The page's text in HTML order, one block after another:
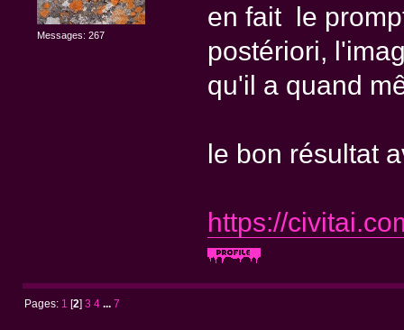
Messages: 267
en fait le
postériori,
qu'il a quand
le bon résultat
https://
Pages: 1 [2]3 4 ...7